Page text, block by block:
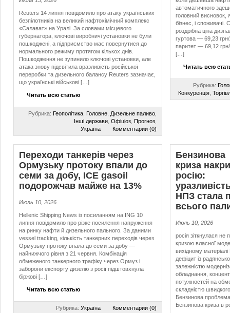
Reuters 14 липня повідомило про атаку українських
безпілотників на великий нафтохімічний комплекс
«Салават» на Уралі. За словами місцевого
губернатора, ключові виробничі установки не були
пошкоджені, а підприємство має повернутися до
нормального режиму протягом кількох днів.
Пошкодження не зупинило ключові установки, але
атака знову підсвітила вразливість російської
переробки та дизельного балансу Reuters зазначає,
що українські військові […]
Читать всю статью
Рубрика: Геополітика Головне Дизельне паливо
Інші держави Офіціоз Прогноз
Україна
Комментарии (0)
автоматичного
головний висновок,
бізнес, і
роздрібна ціна
гуртова — 69,23
паритет — 69,12 грн/
[…]
Читать всю
Рубрика:
Конкуренція
Переходи танкерів через
Ормузьку протоку впали до
семи за добу, ICE gasoil
подорожчав майже на 13%
Июль 10, 2026
Hellenic Shipping News із посиланням на ING 10
липня повідомило про різке посилення напруження
на ринку нафти й дизельного пального. За даними
vessel tracking, кількість танкерних переходів через
Ормузьку протоку впала до семи за добу —
найнижчого рівня з 21 червня. Комбінація
обмеженого танкерного трафіку через Ормуз і
заборони експорту дизелю з росії підштовхнула
біржові […]
Читать всю статью
Рубрика: Україна Комментарии (0)
Бензинова
криза
росію:
НПЗ стала
всього
Июль 10, 2026
росія зіткнулася
кризою власної
вихідному
дефіцит із
залежністю
обладнання,
потужностей на
складністю
Бензинова
Бензинова криза в